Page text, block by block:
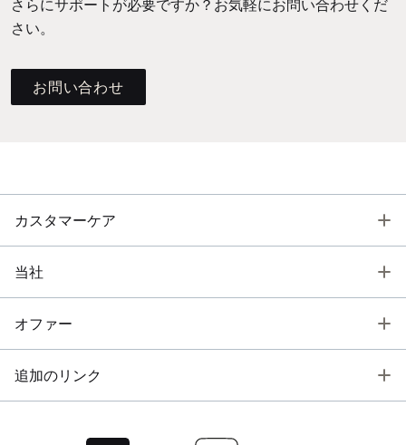
さらにサポートが必要ですか？お気軽にお問い合わせくだ
さい。
お問い合わせ
カスタマーケア
当社
オファー
追加のリンク